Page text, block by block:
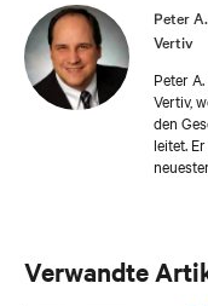
Peter
Vertiv
Peter
Vertiv,
den
leitet.
die
Verwandte